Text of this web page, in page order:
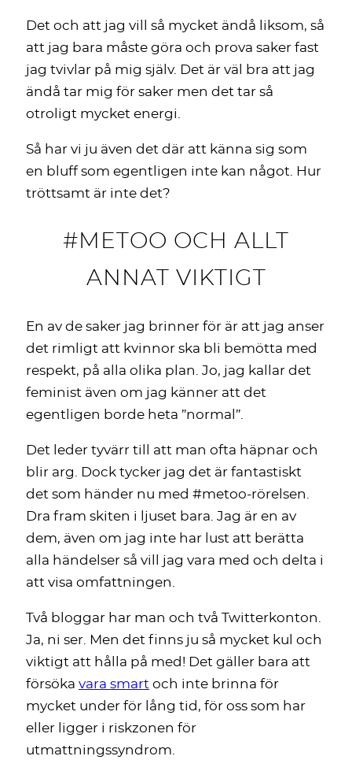
Det och att jag vill så mycket ändå liksom, så
att jag bara måste göra och prova saker fast
jag tvivlar på mig själv. Det är väl bra att jag
ändå tar mig för saker men det tar så
otroligt mycket energi.
Så har vi ju även det där att känna sig som
en bluff som egentligen inte kan något. Hur
tröttsamt är inte det?
#METOO OCH ALLT
ANNAT VIKTIGT
En av de saker jag brinner för är att jag anser
det rimligt att kvinnor ska bli bemötta med
respekt, på alla olika plan. Jo, jag kallar det
feminist även om jag känner att det
egentligen borde heta ”normal”.
Det leder tyvärr till att man ofta häpnar och
blir arg. Dock tycker jag det är fantastiskt
det som händer nu med #metoo-rörelsen.
Dra fram skiten i ljuset bara. Jag är en av
dem, även om jag inte har lust att berätta
alla händelser så vill jag vara med och delta i
att visa omfattningen.
Två bloggar har man och två Twitterkonton.
Ja, ni ser. Men det finns ju så mycket kul och
viktigt att hålla på med! Det gäller bara att
försöka vara smart och inte brinna för
mycket under för lång tid, för oss som har
eller ligger i riskzonen för
utmattningssyndrom.